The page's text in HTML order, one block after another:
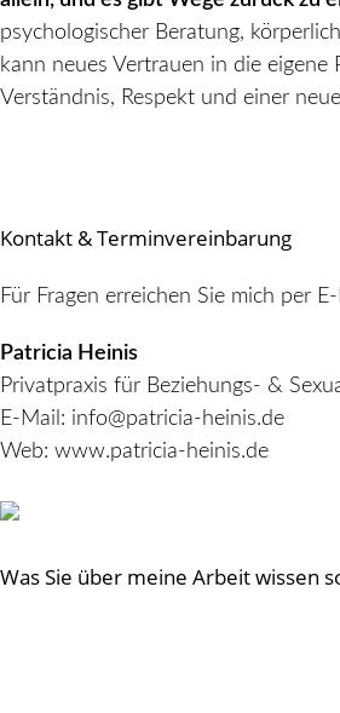
psychologischer Beratung,
kann neues Vertrauen in die
Verständnis, Respekt und einer
Kontakt & Terminvereinbarung
Für Fragen erreichen Sie mich per
Patricia Heinis
Privatpraxis für Beziehungs- &
E-Mail: info@patricia-heinis.de
Web: www.patricia-heinis.de
Was Sie über meine Arbeit wissen